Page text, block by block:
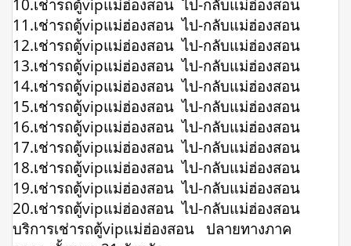
10.เช่ารถตู้vipแม่ฮ่องสอน ไป-กลับแม่ฮ่องสอน
11.เช่ารถตู้vipแม่ฮ่องสอน ไป-กลับแม่ฮ่องสอน
12.เช่ารถตู้vipแม่ฮ่องสอน ไป-กลับแม่ฮ่องสอน
13.เช่ารถตู้vipแม่ฮ่องสอน ไป-กลับแม่ฮ่องสอน
14.เช่ารถตู้vipแม่ฮ่องสอน ไป-กลับแม่ฮ่องสอน
15.เช่ารถตู้vipแม่ฮ่องสอน ไป-กลับแม่ฮ่องสอน
16.เช่ารถตู้vipแม่ฮ่องสอน ไป-กลับแม่ฮ่องสอน
17.เช่ารถตู้vipแม่ฮ่องสอน ไป-กลับแม่ฮ่องสอน
18.เช่ารถตู้vipแม่ฮ่องสอน ไป-กลับแม่ฮ่องสอน
19.เช่ารถตู้vipแม่ฮ่องสอน ไป-กลับแม่ฮ่องสอน
20.เช่ารถตู้vipแม่ฮ่องสอน ไป-กลับแม่ฮ่องสอน
บริการเช่ารถตู้vipแม่ฮ่องสอน ปลายทางภาค